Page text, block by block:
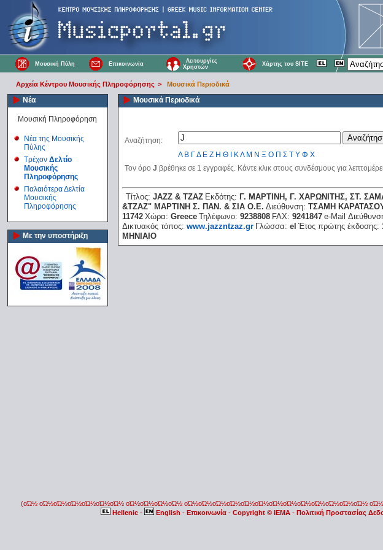
Μουσική Πύλη Επικοινωνία
Λειτουργίες
Χρηστών
Χάρτης του SITE
Αρχεία Κέντρου Μουσικής Πληροφόρησης > Μουσικά Περιοδικά
Νέα
Μουσική Πληροφόρηση
Νέα της Μουσικής
Πύλης
Τρέχον Δελτίο
Μουσικής
Πληροφόρησης
Παλαιότερα Δελτία
Μουσικής
Πληροφόρησης
Με την υποστήριξη
Μουσικά Περιοδικά
Αναζήτηση:
Α Β ΓΔ Ε Ζ Η Θ ΚΛ Μ Ν Ξ Ο Π Σ Τ Υ Φ Χ
Τον όρο J βρέθηκε σε 1 εγγραφές. Κάντε κλικ στους συνδέσμους για
Τίτλος: JAZZ & ΤΖΑΖ Εκδότης: Γ. ΜΑΡΤΙΝΗ, Γ. ΧΑΡΩΝΙΤΗΣ, ΣΤ.
&ΤΖΑΖ" ΜΑΡΤΙΝΗ Σ. ΠΑΝ. & ΣΙΑ Ο.Ε. Διεύθυνση: ΤΣΑΜΗ
11742 Χώρα: Greece Τηλέφωνο: 9238808 FAX: 9241847 e-Mail
Δικτυακός τόπος: www.jazzntzaz.gr Γλώσσα: el Έτος πρώτης έκδοσης:
ΜΗΝΙΑΙΟ
(οΏ½ οΏ½οΏ½οΏ½οΏ½οΏ½οΏ½ οΏ½οΏ½οΏ½οΏ½ οΏ½οΏ½οΏ½οΏ½οΏ½οΏ½οΏ½οΏ½οΏ½οΏ½οΏ½οΏ½οΏ½
Hellenic - English - Επικοινωνία - Copyright © IEMA - Πολιτική Προστασίας